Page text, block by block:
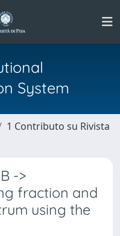
System
1 Contributo su Rivista
->
fraction and
using the